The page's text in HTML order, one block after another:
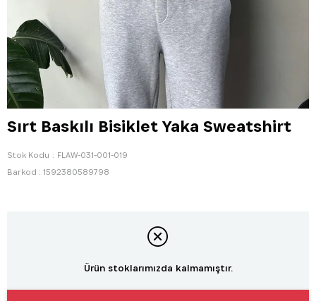
Sırt Baskılı Bisiklet Yaka Sweatshirt
Stok Kodu
FLAW-031-001-019
Barkod : 1592380589798
Ürün stoklarımızda kalmamıştır.